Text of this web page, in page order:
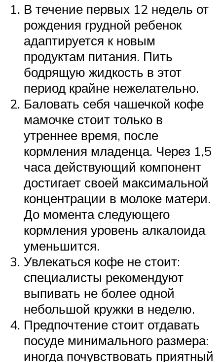
В течение первых 12 недель от
рождения грудной ребенок
адаптируется к новым
продуктам питания. Пить
бодрящую жидкость в этот
период крайне нежелательно.
Баловать себя чашечкой кофе
мамочке стоит только в
утреннее время, после
кормления младенца. Через 1,5
часа действующий компонент
достигает своей максимальной
концентрации в молоке матери.
До момента следующего
кормления уровень алкалоида
уменьшится.
Увлекаться кофе не стоит:
специалисты рекомендуют
выпивать не более одной
небольшой кружки в неделю.
Предпочтение стоит отдавать
посуде минимального размера:
иногда почувствовать приятный